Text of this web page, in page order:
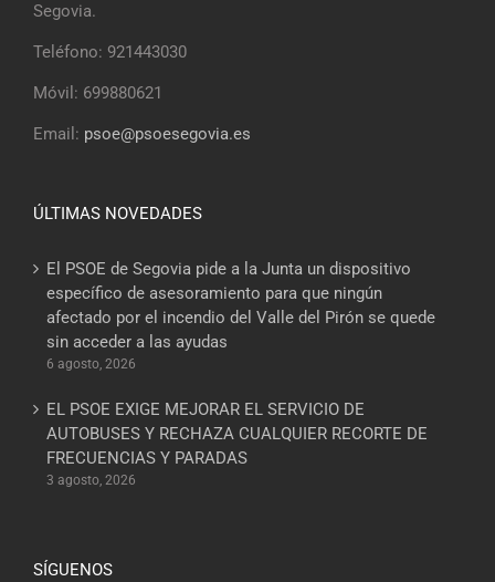
Segovia.
Teléfono: 921443030
Móvil: 699880621
Email: psoe@psoesegovia.es
ÚLTIMAS NOVEDADES
El PSOE de Segovia pide a la Junta un dispositivo
específico de asesoramiento para que ningún
afectado por el incendio del Valle del Pirón se quede
sin acceder a las ayudas
6 agosto, 2026
EL PSOE EXIGE MEJORAR EL SERVICIO DE
AUTOBUSES Y RECHAZA CUALQUIER RECORTE DE
FRECUENCIAS Y PARADAS
3 agosto, 2026
SÍGUENOS